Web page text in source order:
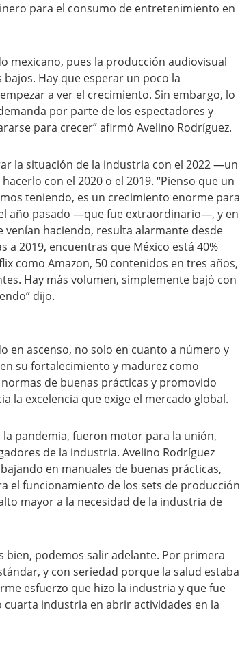
para el consumo de entretenimiento en
mexicano, pues la producción audiovisual
Hay que esperar un poco la
a ver el crecimiento. Sin embargo, lo
por parte de los espectadores y
para crecer” afirmó Avelino Rodríguez.
la situación de la industria con el 2022 —un
con el 2020 o el 2019. “Pienso que un
teniendo, es un crecimiento enorme para
año pasado —que fue extraordinario—, y en
venían haciendo, resulta alarmante desde
a 2019, encuentras que México está 40%
como Amazon, 50 contenidos en tres años,
Hay más volumen, simplemente bajó con
dijo.
en ascenso, no solo en cuanto a número y
su fortalecimiento y madurez como
de buenas prácticas y promovido
la excelencia que exige el mercado global.
pandemia, fueron motor para la unión,
de la industria. Avelino Rodríguez
en manuales de buenas prácticas,
el funcionamiento de los sets de producción
mayor a la necesidad de la industria de
bien, podemos salir adelante. Por primera
y con seriedad porque la salud estaba
esfuerzo que hizo la industria y que fue
industria en abrir actividades en la